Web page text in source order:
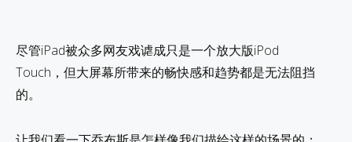
尽管iPad被众多网友戏谑成只是一个放大版iPod
Touch，但大屏幕所带来的畅快感和趋势都是无法阻挡
的。